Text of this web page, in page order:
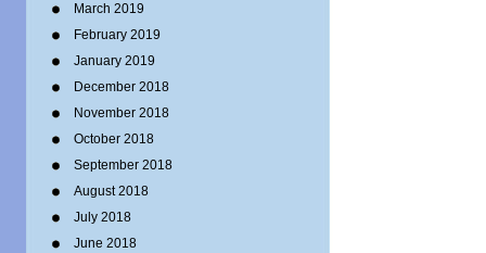
March 2019
February 2019
January 2019
December 2018
November 2018
October 2018
September 2018
August 2018
July 2018
June 2018